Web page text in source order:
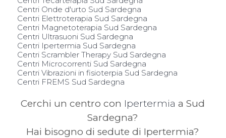
Centri Onde d'urto Sud Sardegna
Centri Elettroterapia Sud Sardegna
Centri Magnetoterapia Sud Sardegna
Centri Ultrasuoni Sud Sardegna
Centri Ipertermia Sud Sardegna
Centri Scrambler Therapy Sud Sardegna
Centri Microcorrenti Sud Sardegna
Centri Vibrazioni in fisioterpia Sud Sardegna
Centri FREMS Sud Sardegna
Cerchi un centro con Ipertermia a Sud
Sardegna?
Hai bisogno di sedute di Ipertermia?